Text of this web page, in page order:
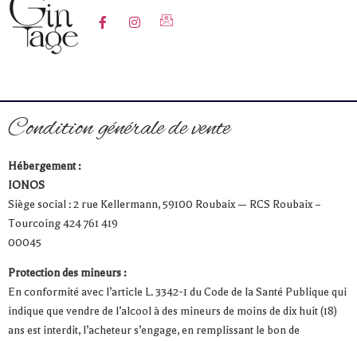
Condition générale de vente
Hébergement :
IONOS
Siège social : 2 rue Kellermann, 59100 Roubaix — RCS Roubaix –
Tourcoing 424 761 419
00045
Protection des mineurs :
En conformité avec l’article L. 3342-1 du Code de la Santé Publique qui
indique que vendre de l’alcool à des mineurs de moins de dix huit (18)
ans est interdit, l’acheteur s’engage, en remplissant le bon de